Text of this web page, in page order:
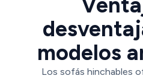
modelos
Los sofás hinchables